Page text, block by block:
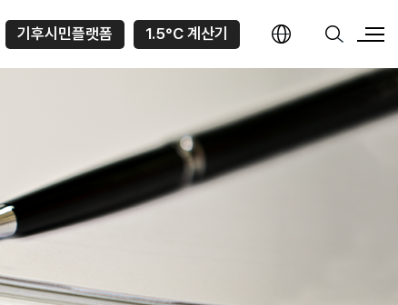
기후시민플랫폼 1.5°C 계산기